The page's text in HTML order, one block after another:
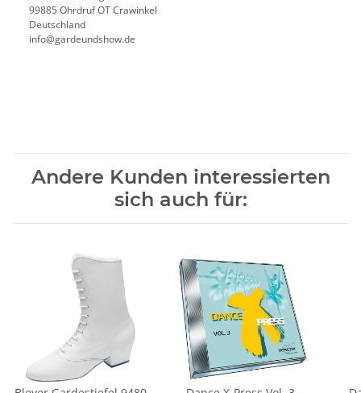
99885 Ohrdruf OT Crawinkel
Deutschland
info@gardeundshow.de
Andere Kunden interessierten
sich auch für: